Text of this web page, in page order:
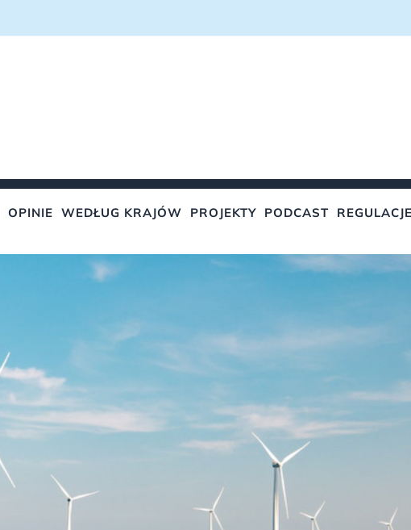
OPINIE WEDŁUG KRAJÓW PROJEKTY PODCAST REGULACJE